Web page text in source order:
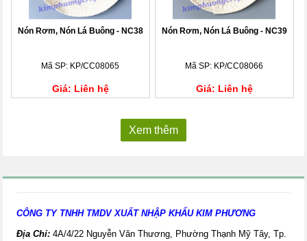
Nón Rơm, Nón Lá Buông - NC38
Mã SP: KP/CC08065
Giá: Liên hệ
Nón Rơm, Nón Lá Buông - NC39
Mã SP: KP/CC08066
Giá: Liên hệ
Xem thêm
CÔNG TY TNHH TMDV XUẤT NHẬP KHẨU KIM PHƯƠNG
Địa Chỉ: 4A/4/22 Nguyễn Văn Thương, Phường Thạnh Mỹ Tây, Tp.